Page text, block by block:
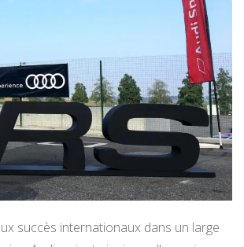
succès internationaux dans un large